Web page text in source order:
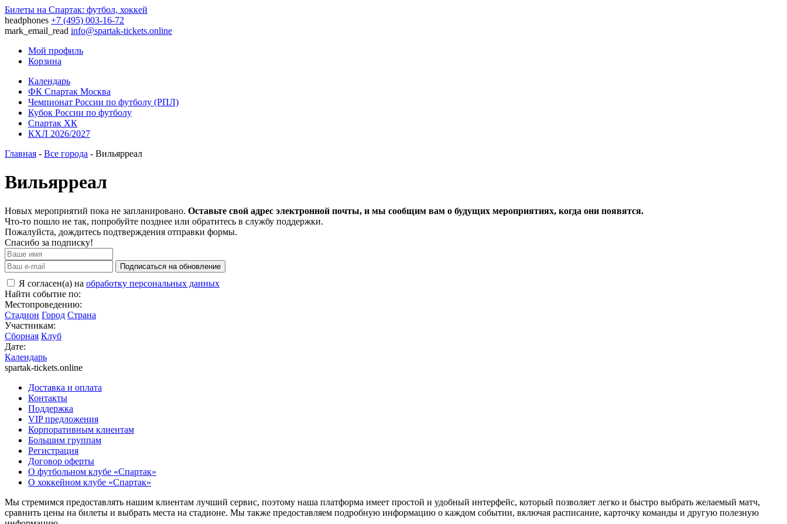
Билеты на Спартак: футбол, хоккей
headphones +7 (495) 003-16-72
mark_email_read info@spartak-tickets.online
Мой профиль
Корзина
Календарь
ФК Спартак Москва
Чемпионат России по футболу (РПЛ)
Кубок России по футболу
Спартак ХК
КХЛ 2026/2027
Главная - Все города - Вильярреал
Вильярреал
Новых мероприятий пока не запланировано. Оставьте свой адрес электронной почты, и мы сообщим вам о будущих мероприятиях, когда они появятся.
Что-то пошло не так, попробуйте позднее или обратитесь в службу поддержки.
Пожалуйста, дождитесь подтверждения отправки формы.
Спасибо за подписку!
Подписаться на обновление
Я согласен(а) на обработку персональных данных
Найти событие по:
Местопроведению:
Стадион Город Страна
Участникам:
Сборная Клуб
Дате:
Календарь
spartak-tickets.online
Доставка и оплата
Контакты
Поддержка
VIP предложения
Корпоративным клиентам
Большим группам
Регистрация
Договор оферты
О футбольном клубе «Спартак»
О хоккейном клубе «Спартак»
Мы стремимся предоставлять нашим клиентам лучший сервис, поэтому наша платформа имеет простой и удобный интерфейс, который позволяет легко и быстро выбрать желаемый матч,
сравнить цены на билеты и выбрать места на стадионе. Мы также предоставляем подробную информацию о каждом событии, включая расписание, карточку команды и другую полезную